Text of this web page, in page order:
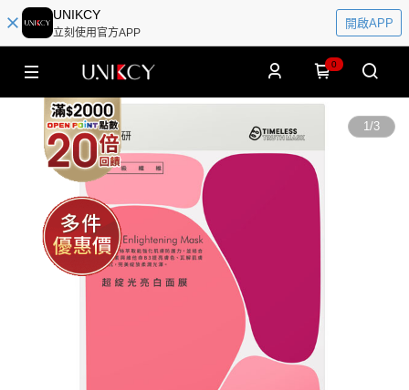
UNIKCY
立刻使用官方APP
開啟APP
0
1/3